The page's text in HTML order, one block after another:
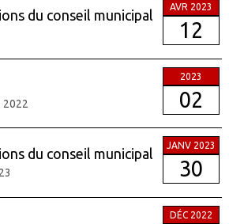
du conseil municipal
AVR 2023
12
2022
2023
02
du conseil municipal
JANV 2023
30
DÉC 2022